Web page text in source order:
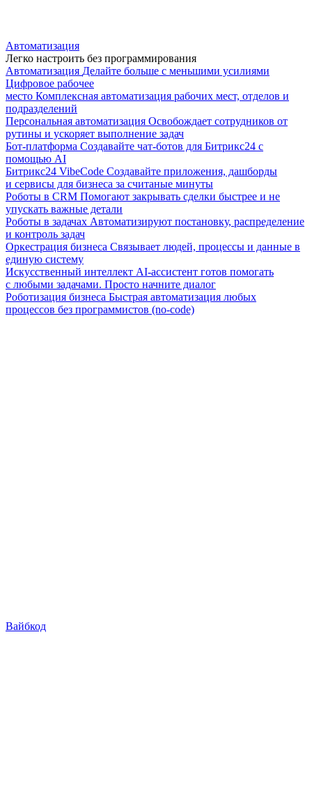
Автоматизация
Легко настроить без программирования
Автоматизация Делайте больше с меньшими усилиями
Цифровое рабочее
место Комплексная автоматизация рабочих мест, отделов и
подразделений
Персональная автоматизация Освобождает сотрудников от
рутины и ускоряет выполнение задач
Бот-платформа Создавайте чат-ботов для Битрикс24 с
помощью AI
Битрикс24 VibeCode Создавайте приложения, дашборды
и сервисы для бизнеса за считаные минуты
Роботы в CRM Помогают закрывать сделки быстрее и не
упускать важные детали
Роботы в задачах Автоматизируют постановку, распределение
и контроль задач
Оркестрация бизнеса Связывает людей, процессы и данные в
единую систему
Искусственный интеллект AI-ассистент готов помогать
с любыми задачами. Просто начните диалог
Роботизация бизнеса Быстрая автоматизация любых
процессов без программистов (no-code)
Вайбкод